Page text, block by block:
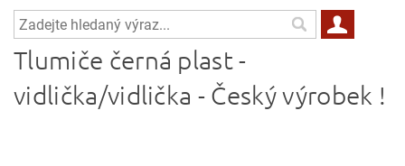
Tlumiče černá plast -
vidlička/vidlička - Český výrobek !